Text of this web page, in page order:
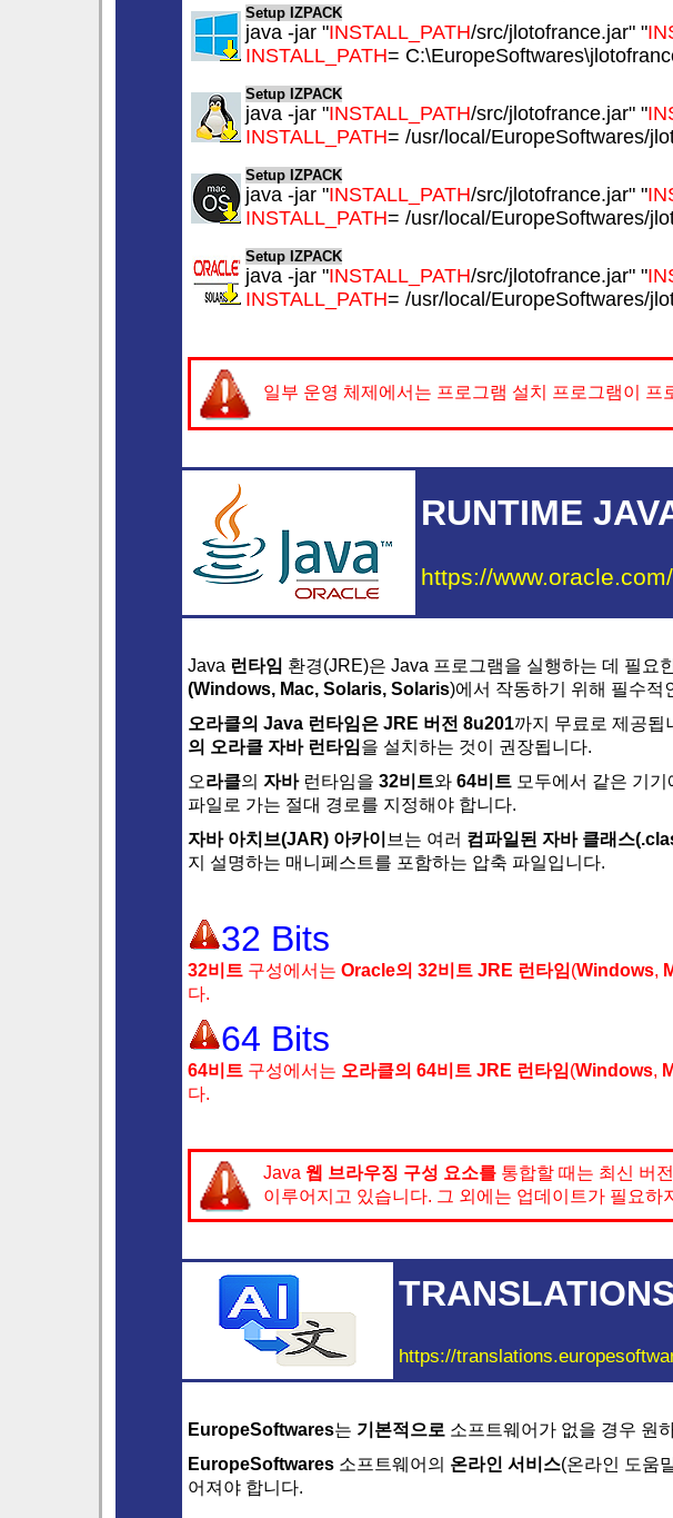
Setup IZPACK
java -jar "INSTALL_PATH/src/jlotofrance.jar" "
INSTALL_PATH=
Setup IZPACK
java -jar "INSTALL_PATH/src/jlotofrance.jar" "
INSTALL_PATH= /usr/local/EuropeSoftwares/
Setup IZPACK
java -jar "INSTALL_PATH/src/jlotofrance.jar" "
INSTALL_PATH= /usr/local/EuropeSoftwares/
Setup IZPACK
java -jar "INSTALL_PATH/src/jlotofrance.jar" "
INSTALL_PATH= /usr/local/EuropeSoftwares/
일부 운영 체제에서는 프로그램 설치 프로그램이
RUNTIME
https://
Java 런타임 환경(JRE)은 Java 프로그램을 실행하는 데 필요
(Windows, Mac, Solaris, Solaris)에서 작동하기 위해 필수적
오라클의 Java 런타임은 JRE 버전 8u201까지 무료로 제공됩
의 오라클 자바 런타임을 설치하는 것이 권장됩니다.
오라클의 자바런타임을 32비트와 64비트 모두에서 같은 기
파일로 가는 절대 경로를 지정해야 합니다.
자바 아치브(JAR) 아카이 브는 여러 컴파일된 자바 클래스
지 설명하는 매니페스트를 포함하는 압축 파일입니다.
32 Bits
32비트 구성에서는 Oracle의 32비트 JRE 런타임(Windows,
다.
64 Bits
64비트 구성에서는 오라클의 64비트 JRE 런타임(Windows,
다.
Java 웹 브라우징 구성 요소를 통합할 때는 최신 버
이루어지고 있습니다. 그 외에는 업데이트가 필요하
https://
EuropeSoftwares는 기본적으로 소프트웨어가 없을 경우 원
EuropeSoftwares 소프트웨어의 온라인 서비스(온라인 도움
어져야 합니다.